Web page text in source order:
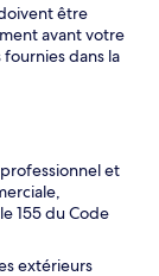
être
avant votre
dans la
et
155 du Code
extérieurs